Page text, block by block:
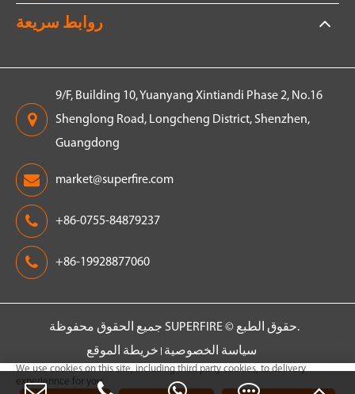
روابط سريعة
9/F, Building 10, Yuanyang Xintiandi Phase 2, No.16
Shenglong Road, Longcheng District, Shenzhen,
Guangdong
market@superfire.com
+86-0755-84879237
+86-19928877060
حقوق الطبع ©SUPERFIRE
جميع الحقوق محفوظة.
خريطة الموقع سياسة الخصوصية
We use cookies on this site, including third party cookies, to delivery
experiennce for you.